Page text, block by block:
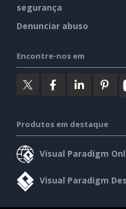
segurança
Denunciar abuso
Encontre-nos em
Produtos em destaque
Visual Paradigm
Visual Paradigm